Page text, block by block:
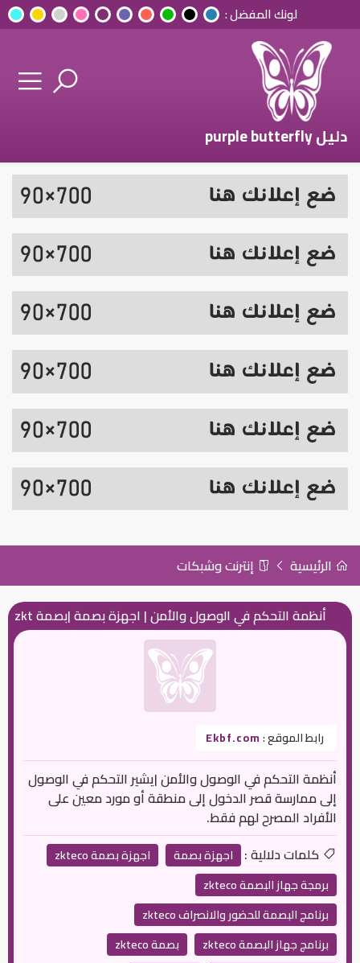
لونك المفضل :
دليل purple butterfly
الرئيسية إنترنت وشبكات
أنظمة التحكم في الوصول والأمن | اجهزة بصمة |بصمة zkt
رابط الموقع :Ekbf.com
أنظمة التحكم في الوصول والأمن |يشير التحكم في الوصول
إلى ممارسة قصر الدخول إلى منطقة أو مورد معين على
الأفراد المصرح لهم فقط.
كلمات دلالية :
اجهزة بصمة
اجهزة بصمة zkteco
برمجة جهاز البصمة zkteco
برنامج البصمة للحضور والانصراف zkteco
برنامج جهاز البصمة zkteco
بصمة zkteco